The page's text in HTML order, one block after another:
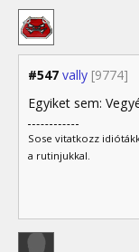
#547 vally [9774]
Egyiket sem:
Sose vitatkozz
a rutinjukkal.